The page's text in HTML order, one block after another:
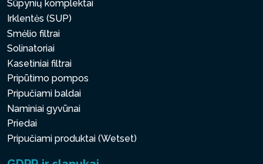
Sūpynių komplektai
Irklentės (SUP)
Smėlio filtrai
Solinatoriai
Kasetiniai filtrai
Pripūtimo pompos
Pripučiami baldai
Naminiai gyvūnai
Priedai
Pripučiami produktai (Wetset)